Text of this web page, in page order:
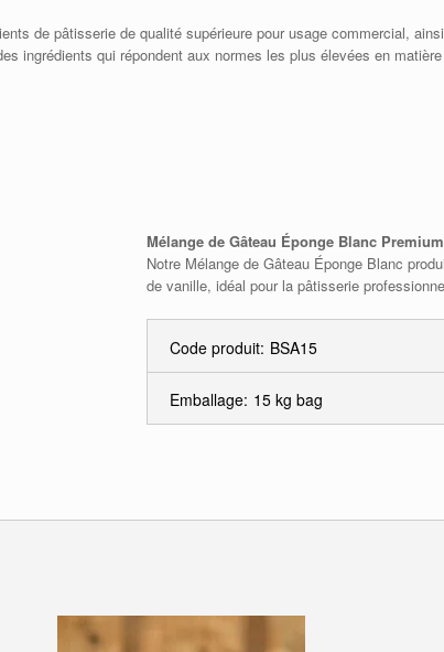
de pâtisserie de qualité supérieure pour usage commercial,
ingrédients qui répondent aux normes les plus élevées en
Mélange de Gâteau Éponge Blanc Premium
Notre Mélange de Gâteau Éponge Blanc
de vanille, idéal pour la pâtisserie
Code produit: BSA15
Emballage: 15 kg bag